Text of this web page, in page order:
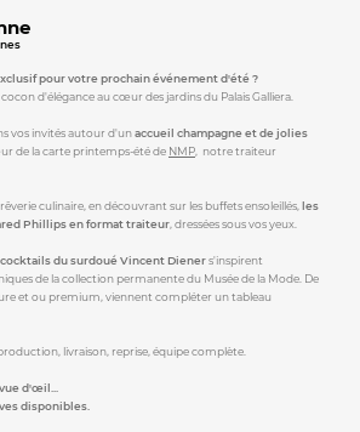
pour votre prochain événement d'été ?
cocon d'élégance au cœur des jardins du Palais Galliera.
vos invités autour d'unaccueil champagne et de jolies
de la carte printemps-été de NMP, notre traiteur
rêverie culinaire, en découvrant sur les buffets ensoleillés,les
Phillips en format traiteur, dressées sous vos yeux.
du surdoué Vincent Dieners'inspirent
de la collection permanente du Musée de la Mode. De
et ou premium, viennent compléter un tableau
livraison, reprise, équipe complète.
d'œil...
disponibles.